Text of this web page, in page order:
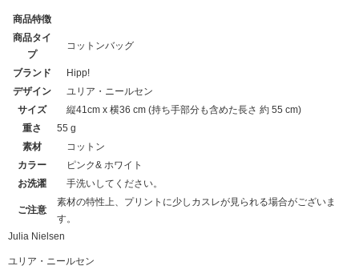
商品特徴
商品タイ
プ
コットンバッグ
ブランド
Hipp!
デザイン
ユリア・ニールセン
サイズ
縦41cm x 横36 cm (持ち手部分も含めた長さ 約 55 cm)
重さ
55 g
素材
コットン
カラー
ピンク& ホワイト
お洗濯
手洗いしてください。
ご注意
素材の特性上、プリントに少しカスレが見られる場合がございま
す。
Julia Nielsen
ユリア・ニールセン